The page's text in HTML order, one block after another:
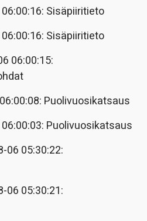
Sisäpiiritieto
Sisäpiiritieto
06:00:15:
Puolivuosikatsaus
Puolivuosikatsaus
06 05:30:22:
06 05:30:21: